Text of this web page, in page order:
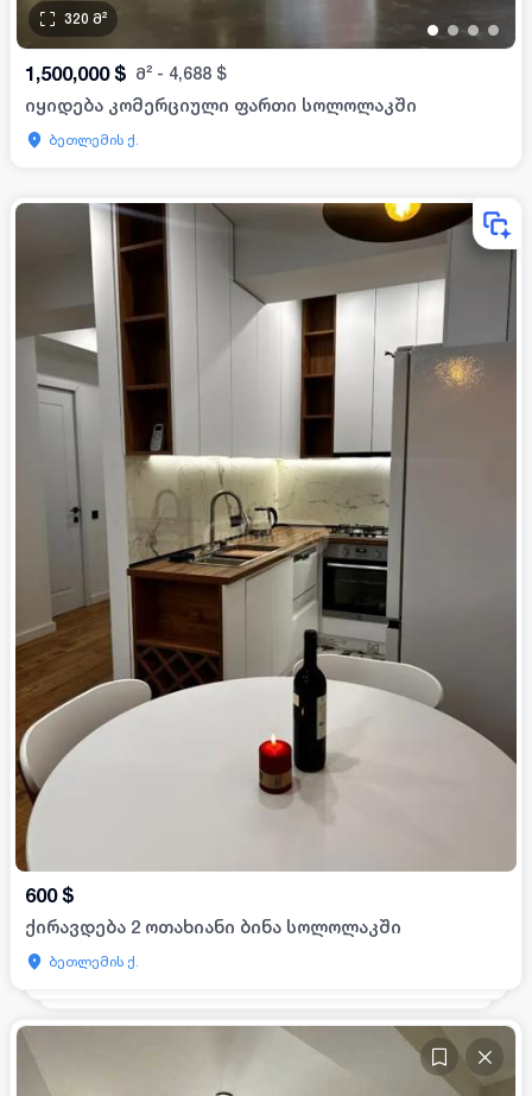
• • • •
320 მ²
1,500,000 $ მ² - 4,688 $
იყიდება კომერციული ფართი სოლოლაკში
ბეთლემის ქ.
600 $
ქირავდება 2 ოთახიანი ბინა სოლოლაკში
ბეთლემის ქ.